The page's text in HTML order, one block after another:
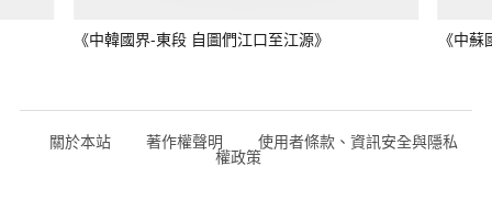
《中韓國界-東段 自圖們江口至江源》 《中
關於本站 著作權聲明 使用者條款、資訊安全與隱私
權政策